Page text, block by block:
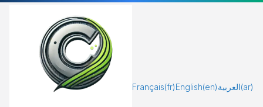
Français(fr) English(en)العربية(ar)